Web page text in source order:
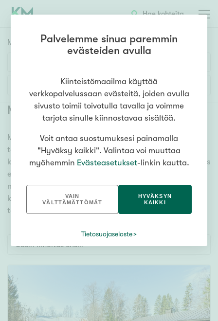
Hae kohteita
Myyntikohteet
1h 2h 3h 4h 5h+
Asuntotyyppi
Kerros-/luhtitalo
Rivitalo/paritalo
Omakoti-/erillistalo
Maa- tai metsätila
Vapaa-ajan asunto
Lisää hakuehtoja
Myytävät asunnot Nuppulinna (1)
Meiltä löydät myytävät asunnot Nuppulinna, oli
tarpeesi mikä vain! Tuhansien kohteiden ja satojen
kiinteistönvälittäjien verkostomme auttaa sinua kenties
elämäsi tärkeimmässä päätöksessä. Katso alta kaikki
myytävät asunnot Nuppulinna. Hyödynnä myös
kätevää hakutyökaluamme, jonka avulla löydät omien
toiveidesi mukaisen kodin.
Uusin ilmoitus ensin
Palvelemme sinua paremmin
evästeiden avulla
Kiinteistömaailma käyttää
verkkopalvelussaan evästeitä, joiden avulla
sivusto toimii toivotulla tavalla ja voimme
tarjota sinulle kiinnostavaa sisältöä.
Voit antaa suostumuksesi painamalla
"Hyväksy kaikki". Valintaa voi muuttaa
myöhemmin Evästeasetukset-linkin kautta.
VAIN
VÄLTTÄMÄTTÖMÄT
HYVÄKSYN
KAIKKI
Tietosuojaseloste